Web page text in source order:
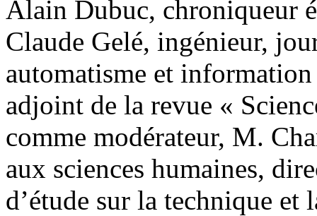
Alain Dubuc, chroniqueur
Claude Gelé, ingénieur,
automatisme et
adjoint de la revue «
comme modérateur, M.
aux sciences humaines,
d’étude sur la technique